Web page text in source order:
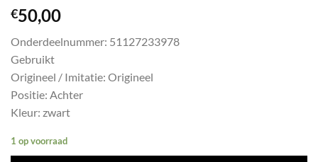
€50,00
Onderdeelnummer: 51127233978
Gebruikt
Origineel / Imitatie: Origineel
Positie: Achter
Kleur: zwart
1 op voorraad